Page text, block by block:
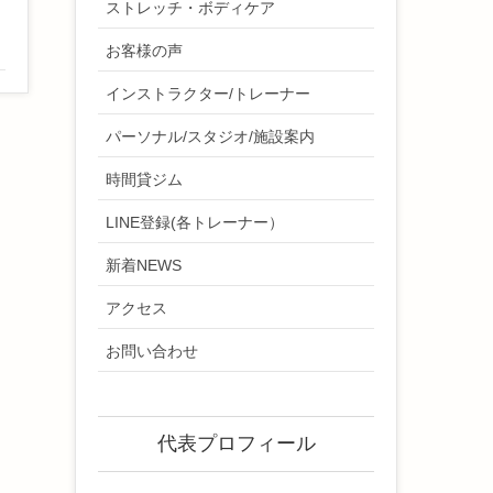
ストレッチ・ボディケア
お客様の声
インストラクター/トレーナー
パーソナル/スタジオ/施設案内
時間貸ジム
LINE登録(各トレーナー）
新着NEWS
アクセス
お問い合わせ
代表プロフィール